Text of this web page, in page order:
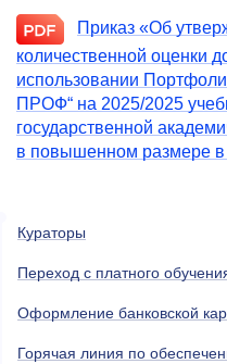
Приказ «Об
количественной оценки
использовании
ПРОФ“ на 2025/2025
государственной
в повышенном
Кураторы
Переход с платного
Оформление банковской
Горячая линия по